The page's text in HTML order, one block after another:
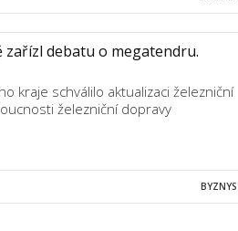
debatu o megatendru.
kraje schválilo aktualizaci železniční
železniční dopravy
BYZNYS